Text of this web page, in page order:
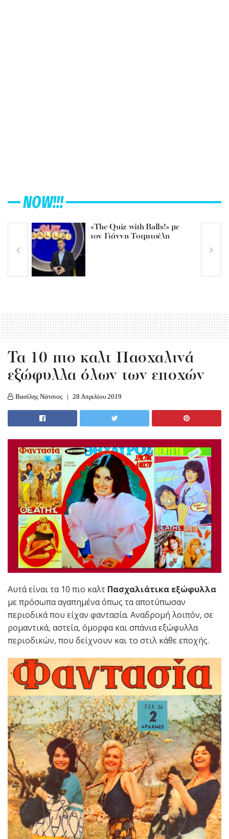
NOW!!!
«The Quiz with Balls!» με
τον Γιάννη Τσιμιτσέλη
Τα 10 πιο καλτ Πασχαλινά
εξώφυλλα όλων των εποχών
Βασίλης Νάτσιος 28 Απριλίου 2019
Aυτά είναι τα 10 πιο καλτ Πασχαλιάτικα εξώφυλλα
με πρόσωπα αγαπημένα όπως τα αποτύπωσαν
περιοδικά που είχαν φαντασία. Αναδρομή λοιπόν, σε
ρομαντικά, αστεία, όμορφα και σπάνια εξώφυλλα
περιοδικών, που δείχνουν και το στιλ κάθε εποχής.